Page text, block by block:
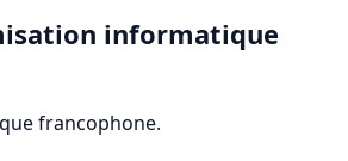
informatique
francophone.